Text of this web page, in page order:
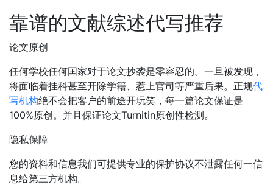
靠谱的文献综述代写推荐
论文原创
任何学校任何国家对于论文抄袭是零容忍的。一旦被发现，
将面临着挂科甚至开除学籍、惹上官司等严重后果。正规代
写机构绝不会把客户的前途开玩笑，每一篇论文保证是
100%原创。并且保证论文Turnitin原创性检测。
隐私保障
您的资料和信息我们可提供专业的保护协议不泄露任何一信
息给第三方机构。